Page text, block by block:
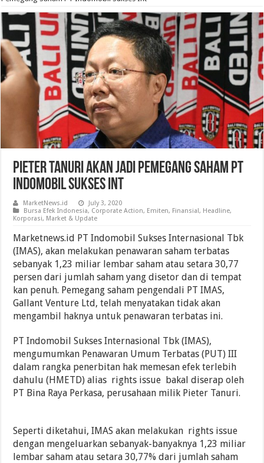
Pieter Tanuri Akan Jadi Pemegang Saham PT
Indomobil Sukses Int
MarketNews.id
July 3, 2020
Bursa Efek Indonesia, Corporate Action, Emiten, Finansial, Headline,
Korporasi, Market & Update
Marketnews.id PT Indomobil Sukses Internasional Tbk
(IMAS), akan melakukan penawaran saham terbatas
sebanyak 1,23 miliar lembar saham atau setara 30,77
persen dari jumlah saham yang disetor dan di tempat
kan penuh. Pemegang saham pengendali PT IMAS,
Gallant Venture Ltd, telah menyatakan tidak akan
mengambil haknya untuk penawaran terbatas ini.
PT Indomobil Sukses Internasional Tbk (IMAS),
mengumumkan Penawaran Umum Terbatas (PUT) III
dalam rangka penerbitan hak memesan efek terlebih
dahulu (HMETD) alias rights issue bakal diserap oleh
PT Bina Raya Perkasa, perusahaan milik Pieter Tanuri.
Seperti diketahui, IMAS akan melakukan rights issue
dengan mengeluarkan sebanyak-banyaknya 1,23 miliar
lembar saham atau setara 30,77% dari jumlah saham